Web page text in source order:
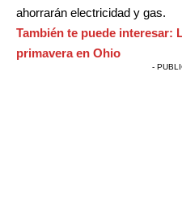
ahorrarán electricidad y gas.
También te puede interesar:
primavera en Ohio
-